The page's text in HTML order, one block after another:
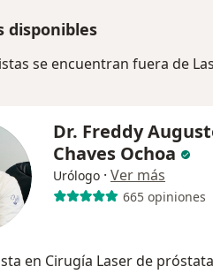
disponibles
se encuentran fuera de
Dr. Freddy
Chaves Ochoa
Urólogo · Ver más
665 opiniones
en Cirugía Laser de